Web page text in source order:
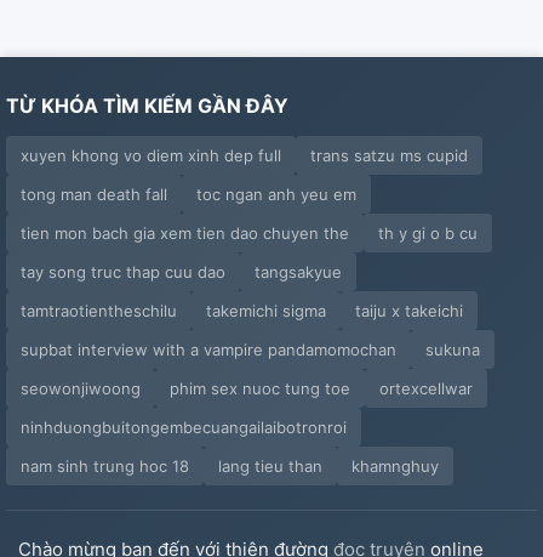
TỪ KHÓA TÌM KIẾM GẦN ĐÂY
xuyen khong vo diem xinh dep full
trans satzu ms cupid
tong man death fall
toc ngan anh yeu em
tien mon bach gia xem tien dao chuyen the
th y gi o b cu
tay song truc thap cuu dao
tangsakyue
tamtraotientheschilu
takemichi sigma
taiju x takeichi
supbat interview with a vampire pandamomochan
sukuna
seowonjiwoong
phim sex nuoc tung toe
ortexcellwar
ninhduongbuitongembecuangailaibotronroi
nam sinh trung hoc 18
lang tieu than khamnghuy
Chào mừng bạn đến với thiên đường đọc truyện online